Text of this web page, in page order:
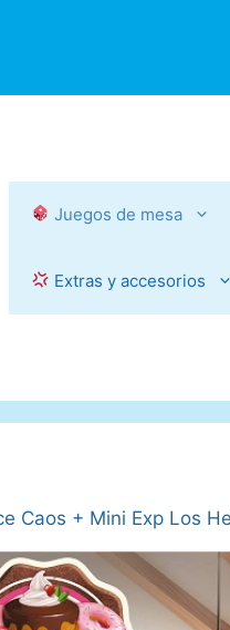
Juegos de mesa
Extras y accesorios
Caos + Mini Exp Los